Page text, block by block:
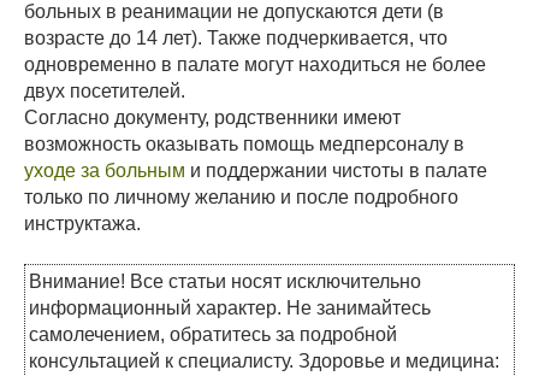
больных в реанимации не допускаются дети (в
возрасте до 14 лет). Также подчеркивается, что
одновременно в палате могут находиться не более
двух посетителей.
Согласно документу, родственники имеют
возможность оказывать помощь медперсоналу в
уходе за больным и поддержании чистоты в палате
только по личному желанию и после подробного
инструктажа.
Внимание! Все статьи носят исключительно
информационный характер. Не занимайтесь
самолечением, обратитесь за подробной
консультацией к специалисту. Здоровье и медицина: